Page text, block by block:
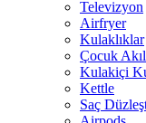
Televizyon
Airfryer
Kulaklıklar
Çocuk
Kulakiçi
Kettle
Saç